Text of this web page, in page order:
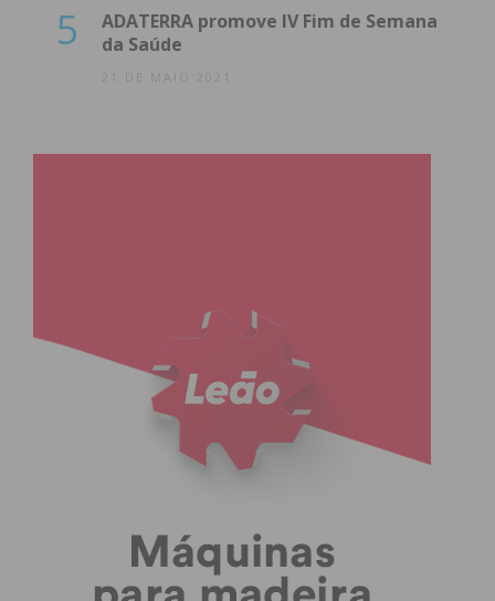
5
ADATERRA promove IV Fim de Semana
da Saúde
21 DE MAIO 2021